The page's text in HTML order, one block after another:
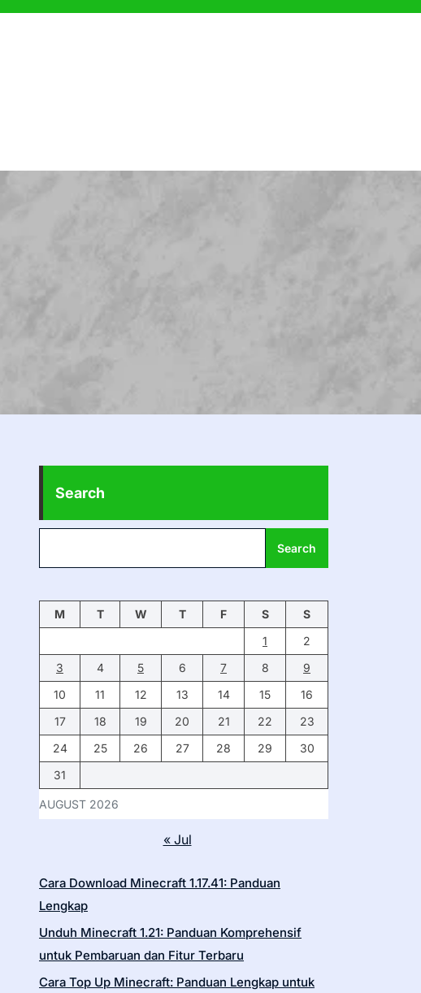
Search
Search
AUGUST 2026
M T W T F S
S
1
2
3
4 5 6 7 8
9
10
11 12 13 14 15
16
17
18 19 20 21 22
23
24
25 26 27 28 29
30
31
« Jul
Cara Download Minecraft 1.17.41: Panduan
Lengkap
Unduh Minecraft 1.21: Panduan Komprehensif
untuk Pembaruan dan Fitur Terbaru
Cara Top Up Minecraft: Panduan Lengkap untuk